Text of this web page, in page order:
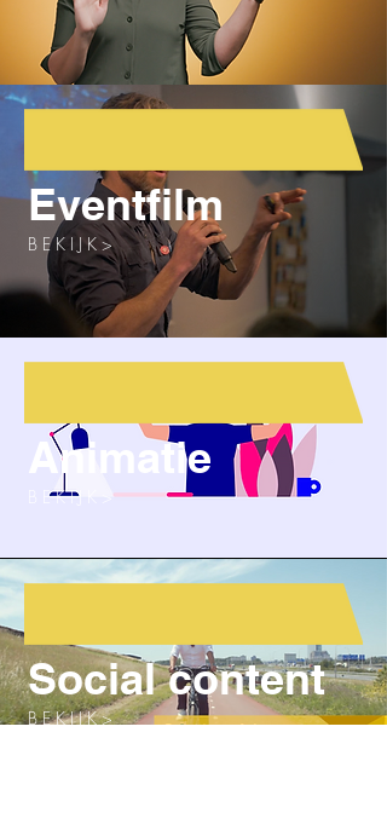
Eventfilm
B E K I J K >
Animatie
B E K I J K >
Social content
B E K I J K >